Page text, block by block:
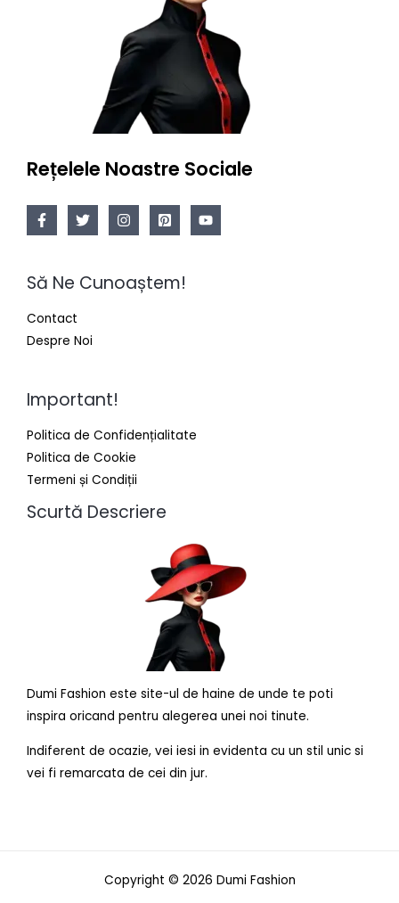
Rețelele Noastre Sociale
Să Ne Cunoaștem!
Contact
Despre Noi
Important!
Politica de Confidențialitate
Politica de Cookie
Termeni și Condiții
Scurtă Descriere
Dumi Fashion este site-ul de haine de unde te poti
inspira oricand pentru alegerea unei noi tinute.
Indiferent de ocazie, vei iesi in evidenta cu un stil unic si
vei fi remarcata de cei din jur.
Copyright © 2026 Dumi Fashion